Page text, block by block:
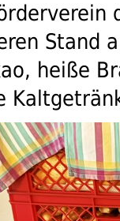
Stand
heiße